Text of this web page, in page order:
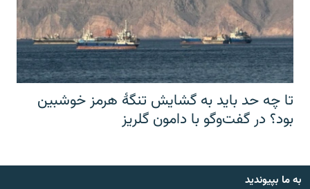
تا چه حد باید به گشایش تنگهٔ هرمز خوشبین
بود؟ در گفت‌وگو با دامون گلریز
به ما بپیوندید